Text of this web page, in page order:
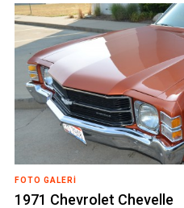
FOTO GALERI
1971 Chevrolet Chevelle